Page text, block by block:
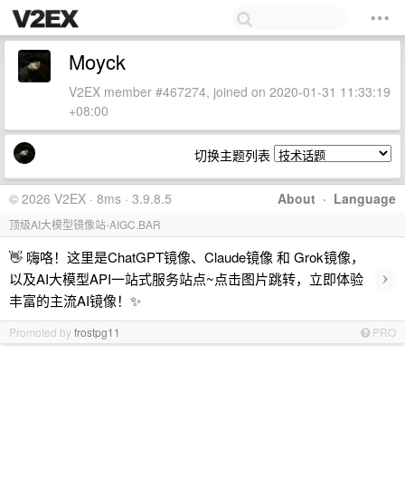
Moyck
V2EX member #467274, joined on 2020-01-31 11:33:19
+08:00
切换主题列表
About · Language
© 2026 V2EX · 8ms · 3.9.8.5
顶级AI大模型镜像站-AIGC.BAR
👋 嗨咯！这里是ChatGPT镜像、Claude镜像 和 Grok镜像，
以及AI大模型API一站式服务站点~点击图片跳转，立即体验
丰富的主流AI镜像！✨
›
Promoted byfrostpg11 PRO